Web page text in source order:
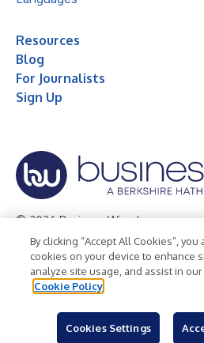
Resources
Blog
For Journalists
Sign Up
© 2026 Business Wire, Inc.
Privacy Policy Cookie Policy
Terms of Use
Legal
By clicking “Accept All Cookies”,
cookies on your device to enhance
analyze site usage, and assist in
Cookie Policy
Cookies Settings